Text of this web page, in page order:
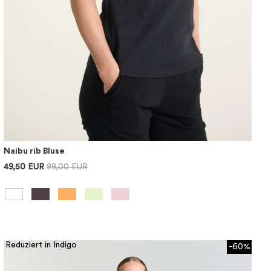
Naibu rib Bluse
49,50 EUR 99,00 EUR
-60%
Reduziert in Indigo